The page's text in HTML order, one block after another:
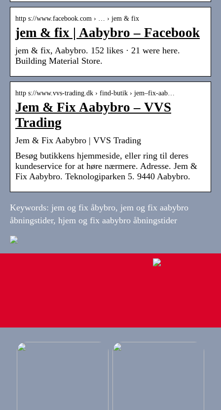
http s://www.facebook.com › … › jem & fix
jem & fix | Aabybro – Facebook
jem & fix, Aabybro. 152 likes · 21 were here.
Building Material Store.
http s://www.vvs-trading.dk › find-butik › jem–fix-aab…
Jem & Fix Aabybro – VVS
Trading
Jem & Fix Aabybro | VVS Trading
Besøg butikkens hjemmeside, eller ring til deres
kundeservice for at høre nærmere. Adresse. Jem &
Fix Aabybro. Teknologiparken 5. 9440 Aabybro.
Keywords: jem og fix åbybro, jem og fix aabybro
åbningstider, hjem og fix aabybro åbningstider